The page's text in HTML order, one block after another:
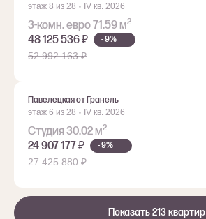
3-комн. евро 71.59 м2
48 125 536 ₽ - 9%
52 992 163 ₽
этаж 8 из 28 IV кв. 2026
Студия 30.02 м2
24 907 177 ₽ - 9%
27 425 880 ₽
Павелецкая от Гранель
этаж 6 из 28 IV кв. 2026
Показать 213 квартир